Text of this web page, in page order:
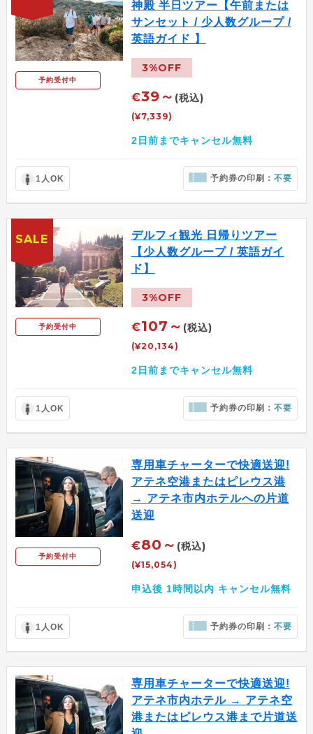
予約受付中
神殿 半日ツアー【午前または
サンセット / 少人数グループ /
英語ガイド 】
3%OFF
€39～ (税込)
(¥7,339)
2日前までキャンセル無料
1人OK 予約券の印刷：不要
予約受付中
デルフィ観光 日帰りツアー
【少人数グループ / 英語ガイ
ド】
3%OFF
€107～ (税込)
(¥20,134)
2日前までキャンセル無料
1人OK 予約券の印刷：不要
SALE
予約受付中
専用車チャーターで快適送迎!
アテネ空港またはピレウス港
→ アテネ市内ホテルへの片道
送迎
€80～ (税込)
(¥15,054)
申込後 1時間以内 キャンセル無料
1人OK 予約券の印刷：不要
専用車チャーターで快適送迎!
アテネ市内ホテル → アテネ空
港またはピレウス港まで片道送